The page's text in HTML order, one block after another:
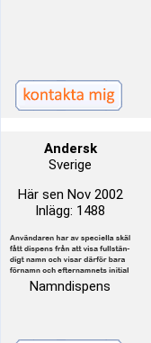
Andersk
Sverige
Här sen Nov 2002
Inlägg: 1488
Namndispens